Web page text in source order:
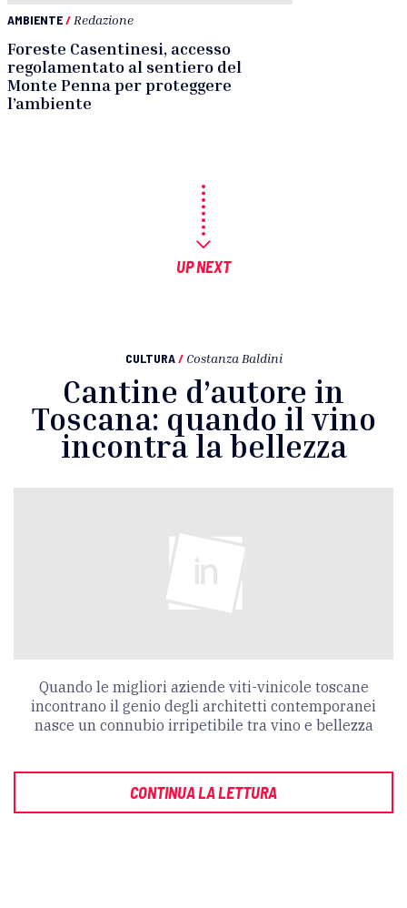
AMBIENTE/ Redazione
Foreste Casentinesi, accesso
regolamentato al sentiero del
Monte Penna per proteggere
l’ambiente
UP NEXT
CULTURA / Costanza Baldini
Cantine d’autore in
Toscana: quando il vino
incontra la bellezza
Quando le migliori aziende viti-vinicole toscane
incontrano il genio degli architetti contemporanei
nasce un connubio irripetibile tra vino e bellezza
CONTINUA LA LETTURA